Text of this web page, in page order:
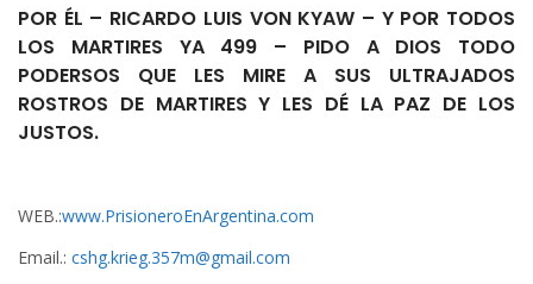
POR ÉL – RICARDO LUIS VON KYAW – Y POR TODOS
LOS MARTIRES YA 499 – PIDO A DIOS TODO
PODERSOS QUE LES MIRE A SUS ULTRAJADOS
ROSTROS DE MARTIRES Y LES DÉ LA PAZ DE LOS
JUSTOS.
WEB.:www.PrisioneroEnArgentina.com
Email.: cshg.krieg.357m@gmail.com